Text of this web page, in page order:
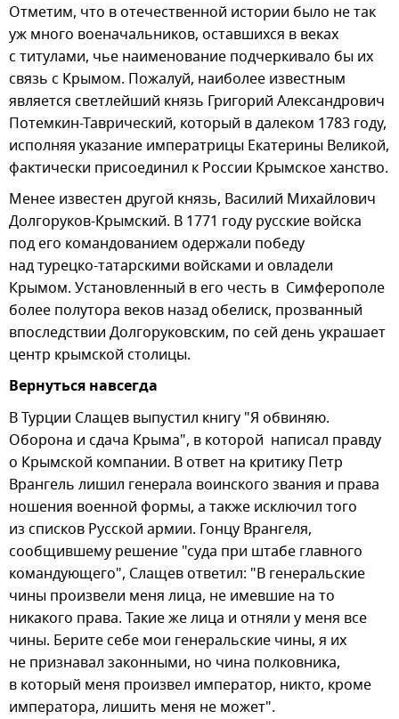
Отметим, что в отечественной истории было не так
уж много военачальников, оставшихся в веках
с титулами, чье наименование подчеркивало бы их
связь с Крымом. Пожалуй, наиболее известным
является светлейший князь Григорий Александрович
Потемкин-Таврический, который в далеком 1783 году,
исполняя указание императрицы Екатерины Великой,
фактически присоединил к России Крымское ханство.
Менее известен другой князь, Василий Михайлович
Долгоруков-Крымский. В 1771 году русские войска
под его командованием одержали победу
над турецко-татарскими войсками и овладели
Крымом. Установленный в его честь в Симферополе
более полутора веков назад обелиск, прозванный
впоследствии Долгоруковским, по сей день украшает
центр крымской столицы.
Вернуться навсегда
В Турции Слащев выпустил книгу "Я обвиняю.
Оборона и сдача Крыма", в которой написал правду
о Крымской компании. В ответ на критику Петр
Врангель лишил генерала воинского звания и права
ношения военной формы, а также исключил того
из списков Русской армии. Гонцу Врангеля,
сообщившему решение "суда при штабе главного
командующего", Слащев ответил: "В генеральские
чины произвели меня лица, не имевшие на то
никакого права. Такие же лица и отняли у меня все
чины. Берите себе мои генеральские чины, я их
не признавал законными, но чина полковника,
в который меня произвел император, никто, кроме
императора, лишить меня не может".